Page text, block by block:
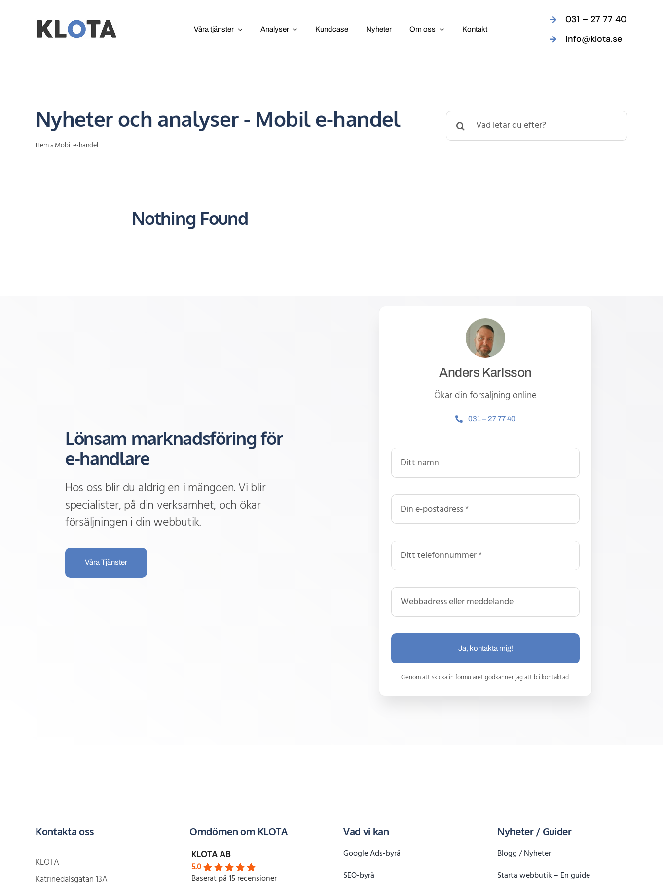
Våra tjänster Analyser Kundcase Nyheter Om oss Kontakt
031 – 27 77 40
info@klota.se
Nyheter och analyser - Mobil e-handel
Hem»Mobil e-handel
Search
for:
Nothing Found
Lönsam marknadsföring för
e-handlare
Hos oss blir du aldrig en i mängden. Vi blir
specialister, på din verksamhet, och ökar
försäljningen i din webbutik.
Våra Tjänster
Anders Karlsson
Ökar din försäljning online
031 – 27 77 40
Ja, kontakta mig!
Genom att skicka in formuläret godkänner jag att bli kontaktad.
Kontakta oss
KLOTA
Katrinedalsgatan 13A
Omdömen om KLOTA
KLOTA AB
5.0
Baserat på 15 recensioner
Vad vi kan
Google Ads-byrå
SEO-byrå
Nyheter / Guider
Blogg / Nyheter
Starta webbutik – En guide